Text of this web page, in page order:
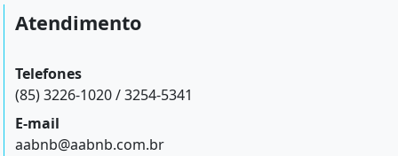
Atendimento
Telefones
(85) 3226-1020 / 3254-5341
E-mail
aabnb@aabnb.com.br